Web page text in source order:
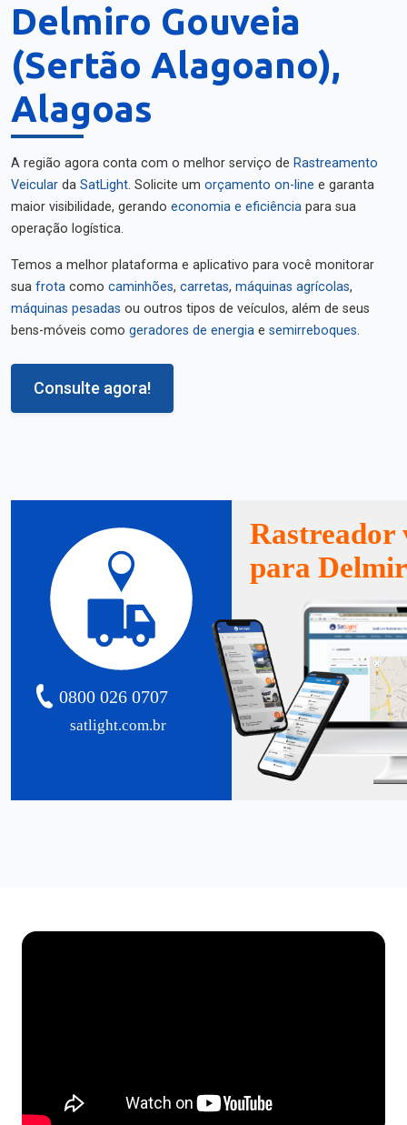
Delmiro Gouveia
(Sertão Alagoano),
Alagoas
A região agora conta com o melhor serviço de Rastreamento
Veicular da SatLight. Solicite um orçamento on-line e garanta
maior visibilidade, gerando economia e eficiência para sua
operação logística.
Temos a melhor plataforma e aplicativo para você monitorar
sua frota como caminhões, carretas, máquinas agrícolas,
máquinas pesadas ou outros tipos de veículos, além de seus
bens-móveis como geradores de energia e semirreboques.
Consulte agora!
satlight.com.br
0800 026 0707
Rastreador
para